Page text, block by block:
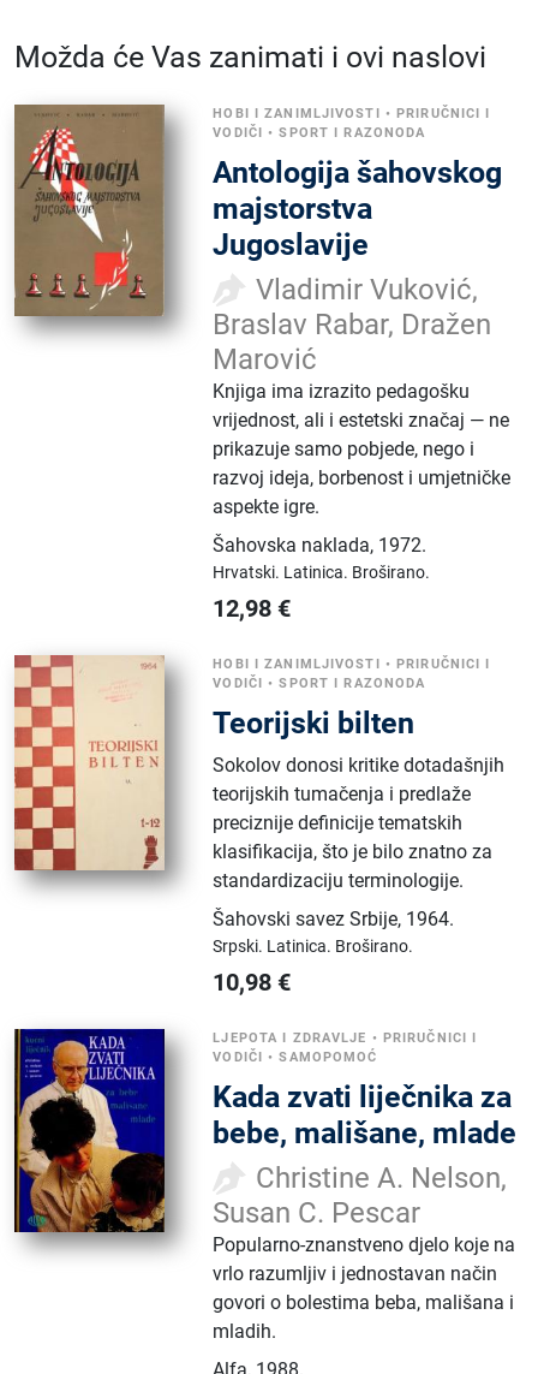
Možda će Vas zanimati i ovi naslovi
HOBI I ZANIMLJIVOSTI •PRIRUČNICI I
VODIČI •SPORT I RAZONODA
Antologija šahovskog
majstorstva
Jugoslavije
Vladimir Vuković,
Braslav Rabar, Dražen
Marović
Knjiga ima izrazito pedagošku
vrijednost, ali i estetski značaj — ne
prikazuje samo pobjede, nego i
razvoj ideja, borbenost i umjetničke
aspekte igre.
Šahovska naklada, 1972.
Hrvatski. Latinica. Broširano.
12,98 €
HOBI I ZANIMLJIVOSTI •PRIRUČNICI I
VODIČI •SPORT I RAZONODA
Teorijski bilten
Sokolov donosi kritike dotadašnjih
teorijskih tumačenja i predlaže
preciznije definicije tematskih
klasifikacija, što je bilo znatno za
standardizaciju terminologije.
Šahovski savez Srbije, 1964.
Srpski. Latinica. Broširano.
10,98 €
LJEPOTA I ZDRAVLJE • PRIRUČNICI I
VODIČI •SAMOPOMOĆ
Kada zvati liječnika za
bebe, mališane, mlade
Christine A. Nelson,
Susan C. Pescar
Popularno-znanstveno djelo koje na
vrlo razumljiv i jednostavan način
govori o bolestima beba, mališana i
mladih.